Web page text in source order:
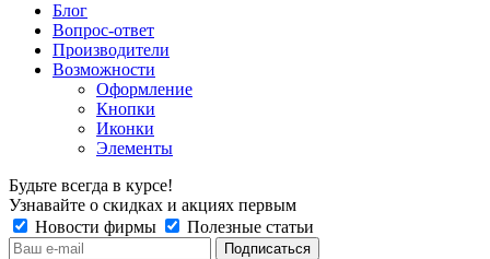
Блог
Вопрос-ответ
Производители
Возможности
Оформление
Кнопки
Иконки
Элементы
Будьте всегда в курсе!
Узнавайте о скидках и акциях первым
Новости фирмы
Полезные статьи